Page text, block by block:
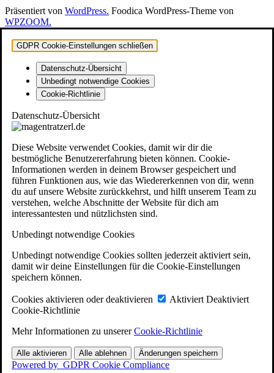
Präsentiert von WordPress. Foodica WordPress-Theme von
WPZOOM.
GDPR Cookie-Einstellungen schließen
Datenschutz-Übersicht
Unbedingt notwendige Cookies
Cookie-Richtlinie
Datenschutz-Übersicht
Diese Website verwendet Cookies, damit wir dir die
bestmögliche Benutzererfahrung bieten können. Cookie-
Informationen werden in deinem Browser gespeichert und
führen Funktionen aus, wie das Wiedererkennen von dir, wenn
du auf unsere Website zurückkehrst, und hilft unserem Team zu
verstehen, welche Abschnitte der Website für dich am
interessantesten und nützlichsten sind.
Unbedingt notwendige Cookies
Unbedingt notwendige Cookies sollten jederzeit aktiviert sein,
damit wir deine Einstellungen für die Cookie-Einstellungen
speichern können.
Cookies aktivieren oder deaktivieren Aktiviert Deaktiviert
Cookie-Richtlinie
Mehr Informationen zu unsererCookie-Richtlinie
Alle aktivieren Alle ablehnen Änderungen speichern
Powered by GDPR Cookie Compliance